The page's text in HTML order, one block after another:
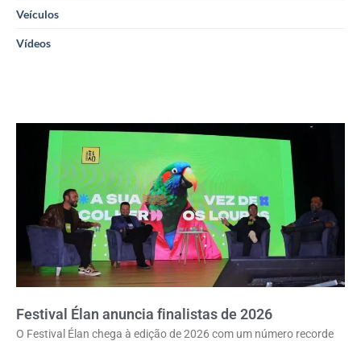
Veículos
Vídeos
Festival Élan anuncia finalistas de 2026
O Festival Élan chega à edição de 2026 com um número recorde